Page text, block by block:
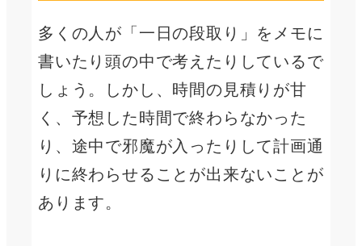
多くの人が「一日の段取り」をメモに
書いたり頭の中で考えたりしているで
しょう。しかし、時間の見積りが甘
く、予想した時間で終わらなかった
り、途中で邪魔が入ったりして計画通
りに終わらせることが出来ないことが
あります。